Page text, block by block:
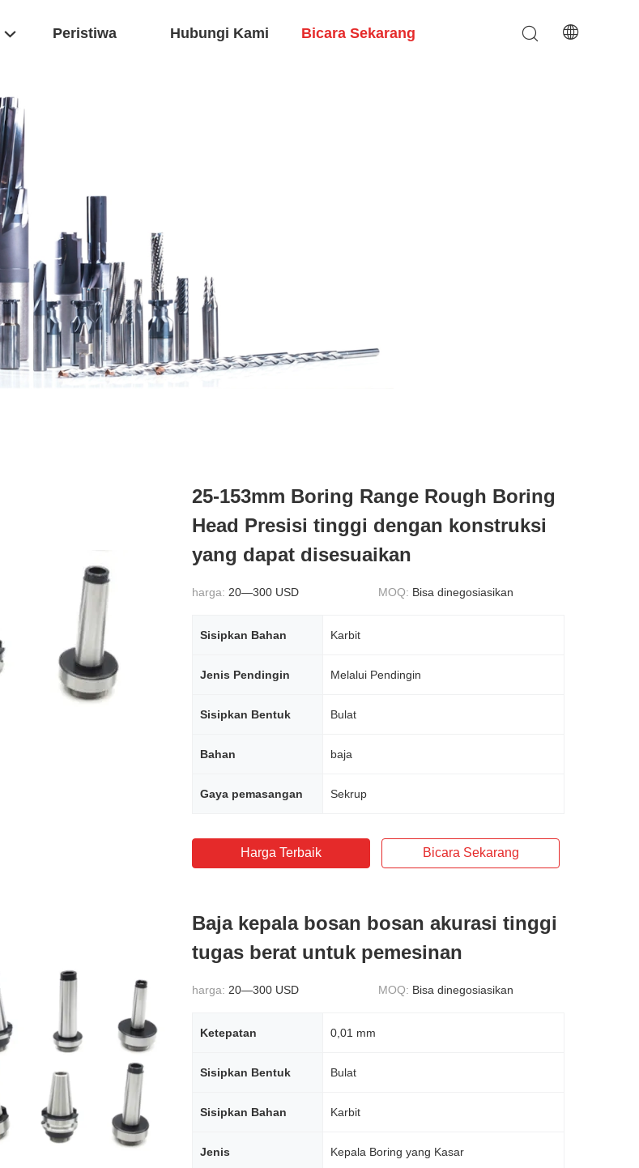
Peristiwa Hubungi Kami Bicara Sekarang
25-153mm Boring Range Rough Boring
Head Presisi tinggi dengan konstruksi
yang dapat disesuaikan
harga: 20—300 USD MOQ: Bisa dinegosiasikan
Sisipkan Bahan Karbit
Jenis Pendingin Melalui Pendingin
Sisipkan Bentuk Bulat
Bahan baja
Gaya pemasangan Sekrup
Harga Terbaik Bicara Sekarang
Baja kepala bosan bosan akurasi tinggi
tugas berat untuk pemesinan
harga: 20—300 USD MOQ: Bisa dinegosiasikan
Ketepatan 0,01 mm
Sisipkan Bentuk Bulat
Sisipkan Bahan Karbit
Jenis Kepala Boring yang Kasar